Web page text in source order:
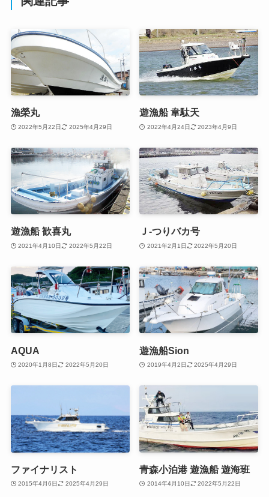
漁榮丸
2022年5月22日 2025年4月29日
遊漁船 韋駄天
2022年4月24日 2023年4月9日
遊漁船 歓喜丸
2021年4月10日 2022年5月22日
Ｊ-つりバカ号
2021年2月1日 2022年5月20日
AQUA
2020年1月8日 2022年5月20日
遊漁船Sion
2019年4月2日 2025年4月29日
ファイナリスト
2015年4月6日 2025年4月29日
青森小泊港 遊漁船 遊海班
2014年4月10日 2022年5月22日